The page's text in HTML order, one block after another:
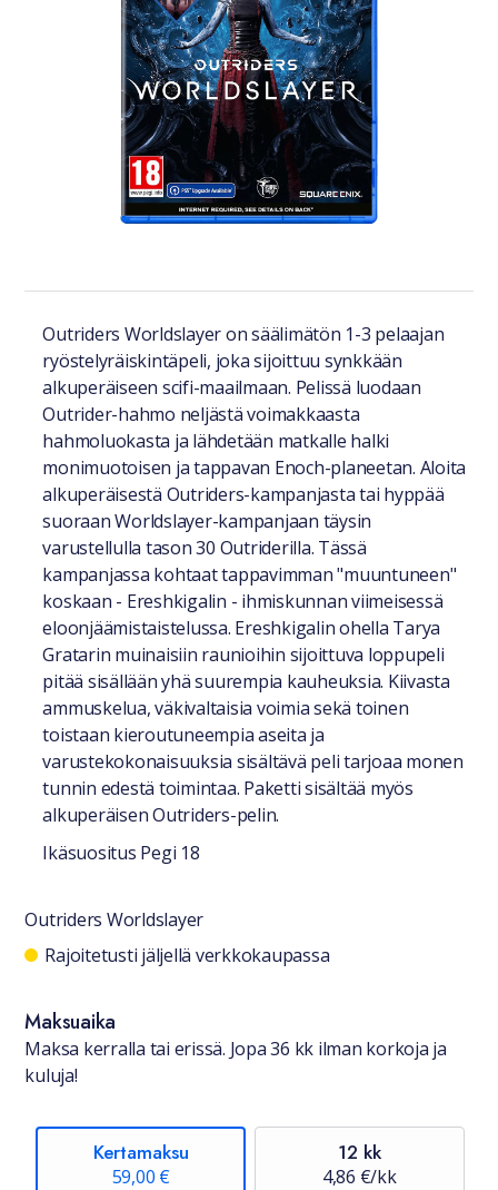
Outriders Worldslayer on säälimätön 1-3 pelaajan
ryöstelyräiskintäpeli, joka sijoittuu synkkään
alkuperäiseen scifi-maailmaan. Pelissä luodaan
Outrider-hahmo neljästä voimakkaasta
hahmoluokasta ja lähdetään matkalle halki
monimuotoisen ja tappavan Enoch-planeetan. Aloita
alkuperäisestä Outriders-kampanjasta tai hyppää
suoraan Worldslayer-kampanjaan täysin
varustellulla tason 30 Outriderilla. Tässä
kampanjassa kohtaat tappavimman "muuntuneen"
koskaan - Ereshkigalin - ihmiskunnan viimeisessä
eloonjäämistaistelussa. Ereshkigalin ohella Tarya
Gratarin muinaisiin raunioihin sijoittuva loppupeli
pitää sisällään yhä suurempia kauheuksia. Kiivasta
ammuskelua, väkivaltaisia voimia sekä toinen
toistaan kieroutuneempia aseita ja
varustekokonaisuuksia sisältävä peli tarjoaa monen
tunnin edestä toimintaa. Paketti sisältää myös
alkuperäisen Outriders-pelin.
Ikäsuositus Pegi 18
Outriders Worldslayer
Saatavuustiedot
Rajoitetusti jäljellä verkkokaupassa
Maksuaika
Maksa kerralla tai erissä. Jopa 36 kk ilman korkoja ja
kuluja!
Kertamaksu
59,00 €
12 kk
4,86 €/kk